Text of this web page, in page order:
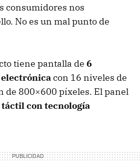
consumidores nos
No es un mal punto de
tiene pantalla de 6
con 16 niveles de
de 800×600 píxeles. El panel
táctil con tecnología